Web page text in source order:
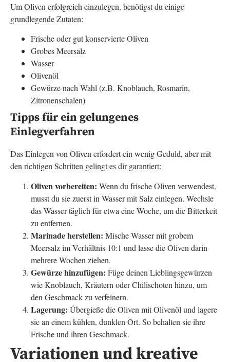
Um Oliven erfolgreich einzulegen, benötigst du einige
grundlegende Zutaten:
Frische oder gut konservierte Oliven
Grobes Meersalz
Wasser
Olivenöl
Gewürze nach Wahl (z.B. Knoblauch, Rosmarin,
Zitronenschalen)
Tipps für ein gelungenes
Einlegverfahren
Das Einlegen von Oliven erfordert ein wenig Geduld, aber mit
den richtigen Schritten gelingt es dir garantiert:
Oliven vorbereiten: Wenn du frische Oliven verwendest,
musst du sie zuerst in Wasser mit Salz einlegen. Wechsle
das Wasser täglich für etwa eine Woche, um die Bitterkeit
zu entfernen.
Marinade herstellen: Mische Wasser mit grobem
Meersalz im Verhältnis 10:1 und lasse die Oliven darin
mehrere Wochen ziehen.
Gewürze hinzufügen: Füge deinen Lieblingsgewürzen
wie Knoblauch, Kräutern oder Chilischoten hinzu, um
den Geschmack zu verfeinern.
Lagerung: Übergieße die Oliven mit Olivenöl und lagere
sie an einem kühlen, dunklen Ort. So behalten sie ihre
Frische und ihren Geschmack.
Variationen und kreative